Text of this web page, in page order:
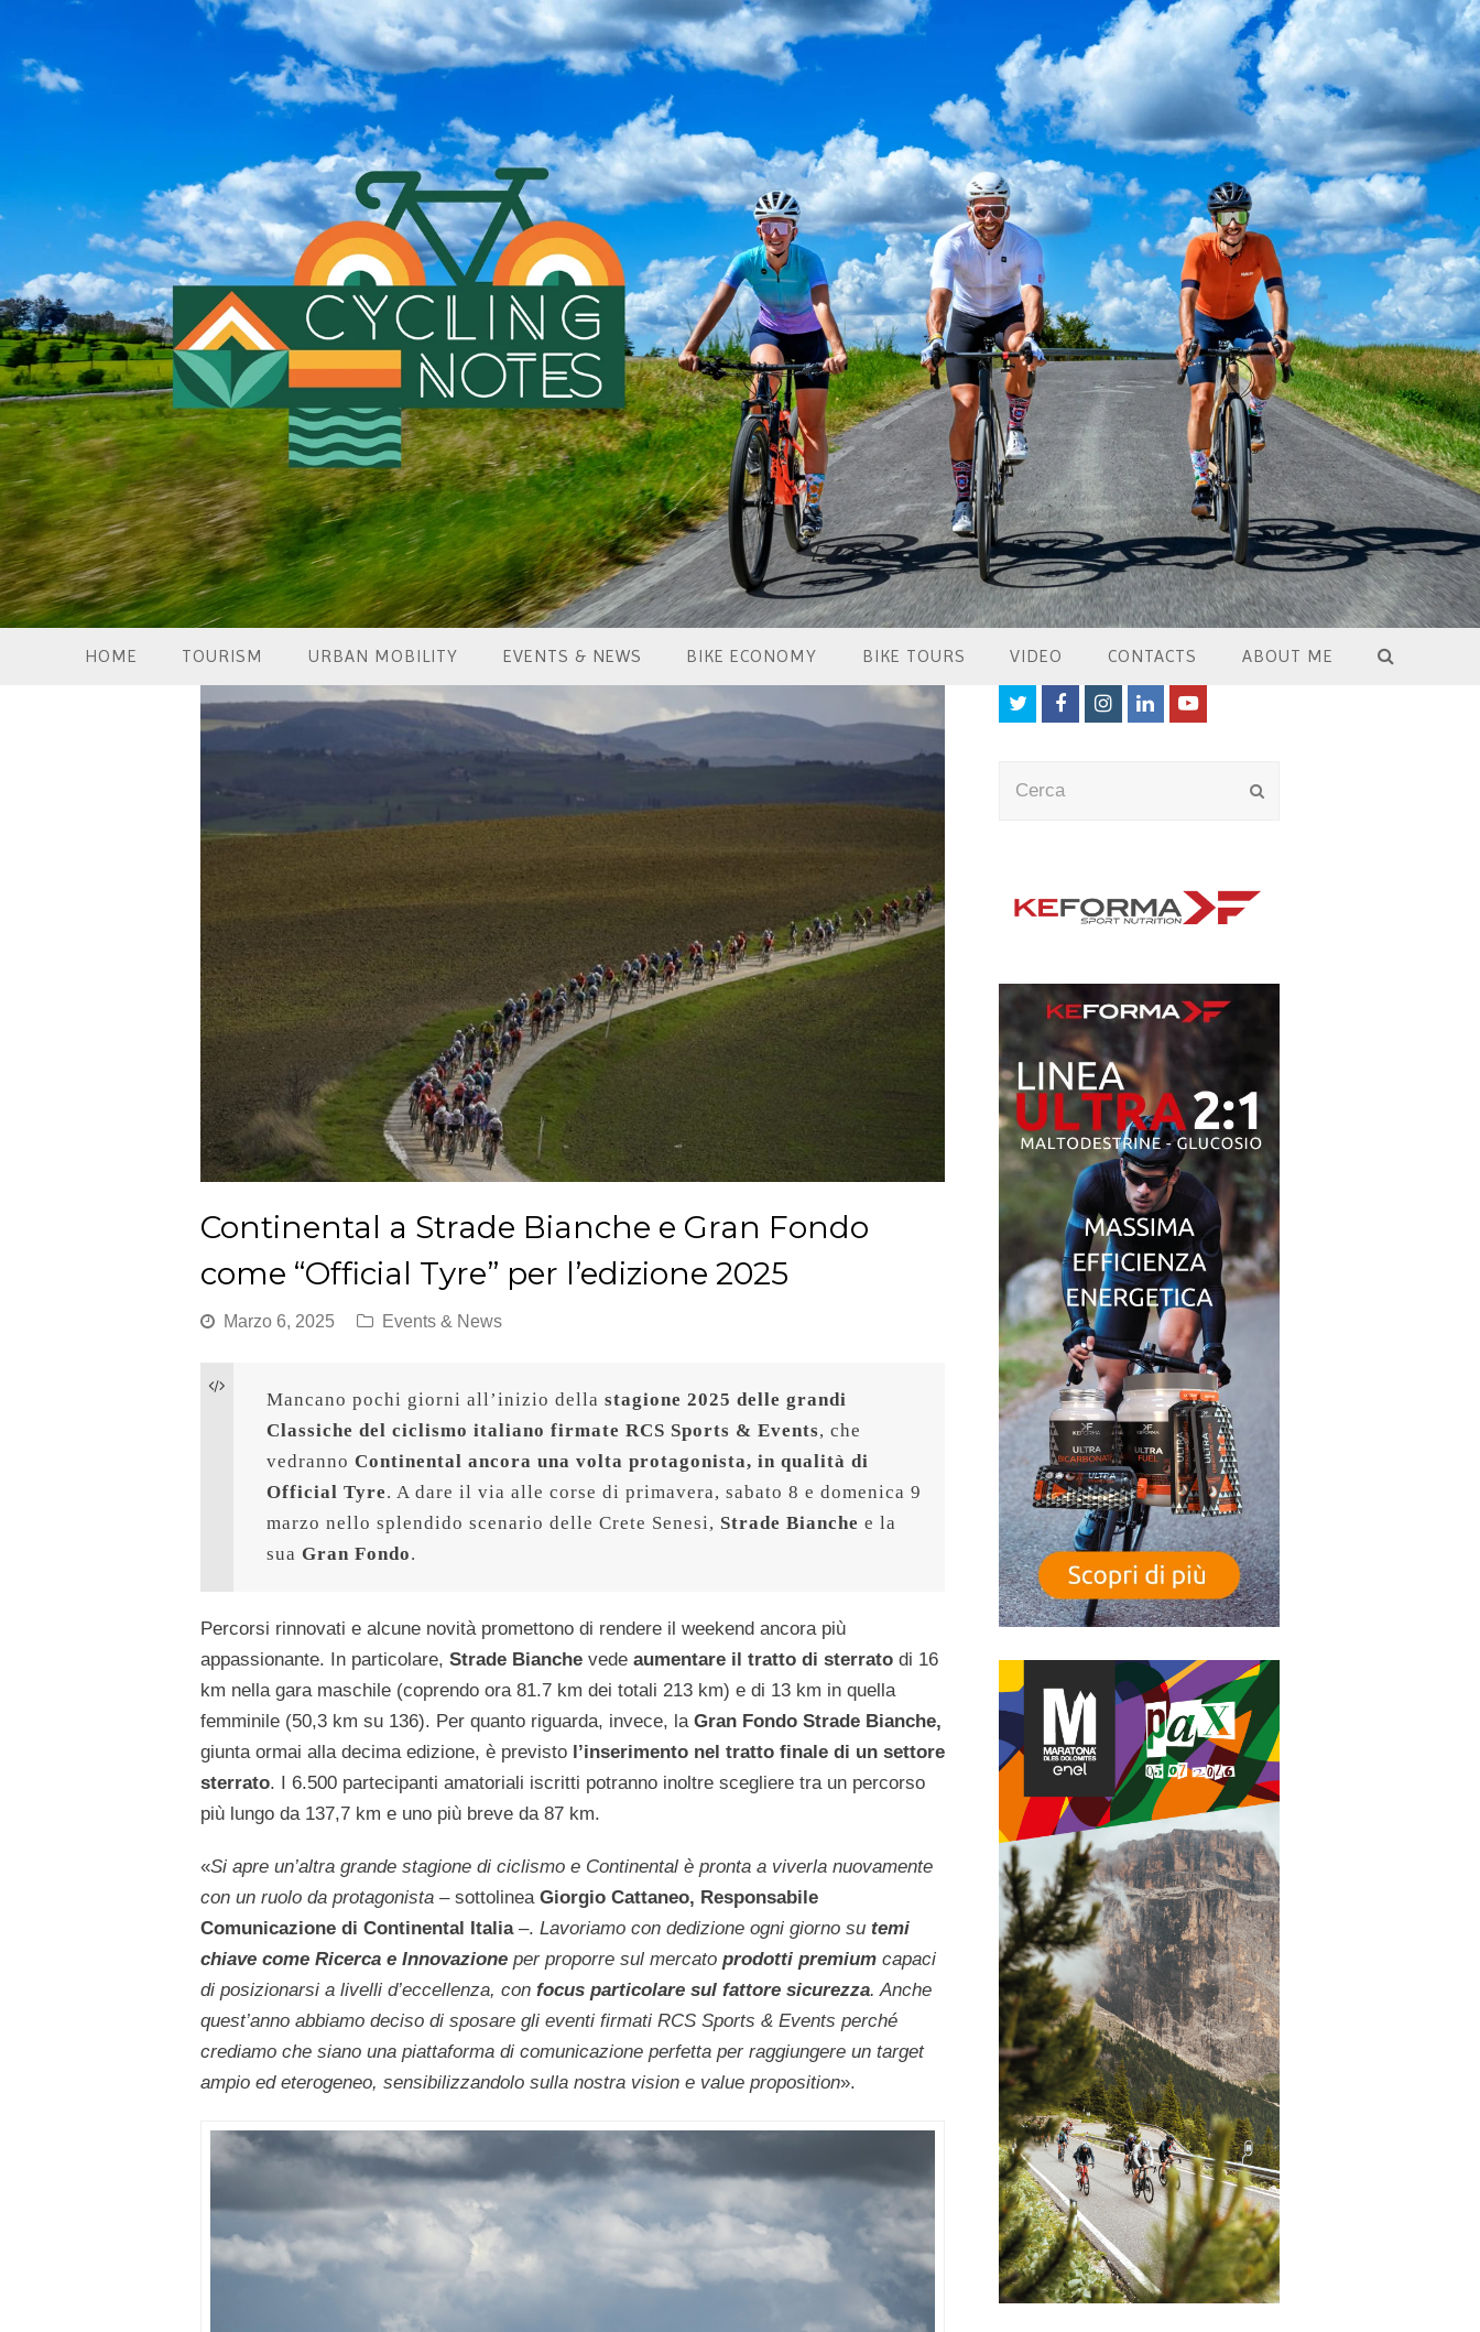
HOME TOURISM URBAN MOBILITY EVENTS & NEWS BIKE ECONOMY BIKE TOURS VIDEO CONTACTS ABOUT ME
Continental a Strade Bianche e Gran Fondo
come “Official Tyre” per l’edizione 2025
Marzo 6, 2025 Events & News
Mancano pochi giorni all’inizio della stagione 2025 delle grandi
Classiche del ciclismo italiano firmate RCS Sports & Events, che
vedranno Continental ancora una volta protagonista, in qualità di
Official Tyre. A dare il via alle corse di primavera, sabato 8 e domenica 9
marzo nello splendido scenario delle Crete Senesi, Strade Bianche e la
sua Gran Fondo.
Percorsi rinnovati e alcune novità promettono di rendere il weekend ancora più
appassionante. In particolare, Strade Bianche vede aumentare il tratto di sterrato di 16
km nella gara maschile (coprendo ora 81.7 km dei totali 213 km) e di 13 km in quella
femminile (50,3 km su 136). Per quanto riguarda, invece, la Gran Fondo Strade Bianche,
giunta ormai alla decima edizione, è previsto l’inserimento nel tratto finale di un settore
sterrato. I 6.500 partecipanti amatoriali iscritti potranno inoltre scegliere tra un percorso
più lungo da 137,7 km e uno più breve da 87 km.
«Si apre un’altra grande stagione di ciclismo e Continental è pronta a viverla nuovamente
con un ruolo da protagonista – sottolinea Giorgio Cattaneo, Responsabile
Comunicazione di Continental Italia–. Lavoriamo con dedizione ogni giorno su temi
chiave come Ricerca e Innovazione per proporre sul mercato prodotti premium capaci
di posizionarsi a livelli d’eccellenza, con focus particolare sul fattore sicurezza. Anche
quest’anno abbiamo deciso di sposare gli eventi firmati RCS Sports & Events perché
crediamo che siano una piattaforma di comunicazione perfetta per raggiungere un target
ampio ed eterogeneo, sensibilizzandolo sulla nostra vision e value proposition».
TwitterFacebookInstagram
LinkedInYoutube